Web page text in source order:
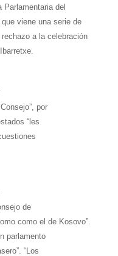
del
viene una serie de
a la celebración
por
“les
de
como el de Kosovo”.
parlamento
“Los